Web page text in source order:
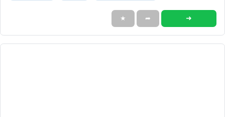
★ ➦ ➜